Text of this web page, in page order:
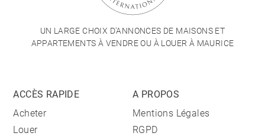
UN LARGE CHOIX D'ANNONCES DE MAISONS ET
APPARTEMENTS À VENDRE OU À LOUER À MAURICE
ACCÈS RAPIDE
Acheter
Louer
A PROPOS
Mentions Légales
RGPD